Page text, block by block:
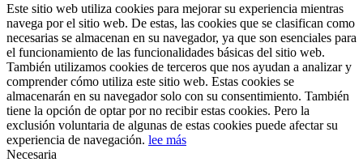
Este sitio web utiliza cookies para mejorar su experiencia mientras
navega por el sitio web. De estas, las cookies que se clasifican como
necesarias se almacenan en su navegador, ya que son esenciales para
el funcionamiento de las funcionalidades básicas del sitio web.
También utilizamos cookies de terceros que nos ayudan a analizar y
comprender cómo utiliza este sitio web. Estas cookies se
almacenarán en su navegador solo con su consentimiento. También
tiene la opción de optar por no recibir estas cookies. Pero la
exclusión voluntaria de algunas de estas cookies puede afectar su
experiencia de navegación. lee más
Necesaria